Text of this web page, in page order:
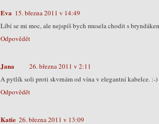
Eva 15. března 2011 v 14:49
Líbí se mi moc, ale nejspíš bych musela chodit s
Odpovědět
Jana
26. března 2011 v 2:11
A pytlík soli proti skvrnám od vína v elegantní kabelce. :-)
Odpovědět
Katie 26. března 2011 v 13:09